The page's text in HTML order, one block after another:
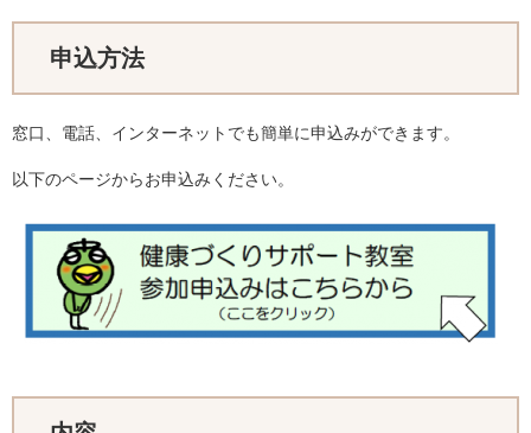
申込方法
窓口、電話、インターネットでも簡単に申込みができます。
以下のページからお申込みください。